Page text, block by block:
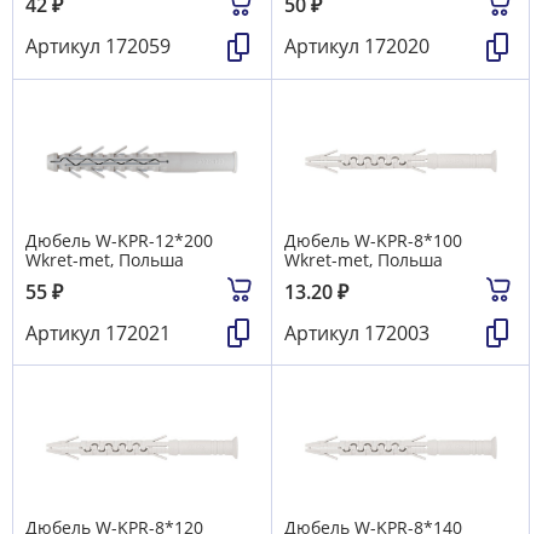
Артикул 172059
Артикул 172020
Дюбель W-KРR-12*200
Wkret-met, Польша
55₽
Артикул 172021
Дюбель W-KРR-8*100
Wkret-met, Польша
13.20₽
Артикул 172003
Дюбель W-KРR-8*120
Дюбель W-KРR-8*140